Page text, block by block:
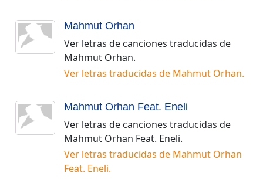
Mahmut Orhan
Ver letras de canciones traducidas de
Mahmut Orhan.
Ver letras traducidas de Mahmut Orhan.
Mahmut Orhan Feat. Eneli
Ver letras de canciones traducidas de
Mahmut Orhan Feat. Eneli.
Ver letras traducidas de Mahmut Orhan
Feat. Eneli.